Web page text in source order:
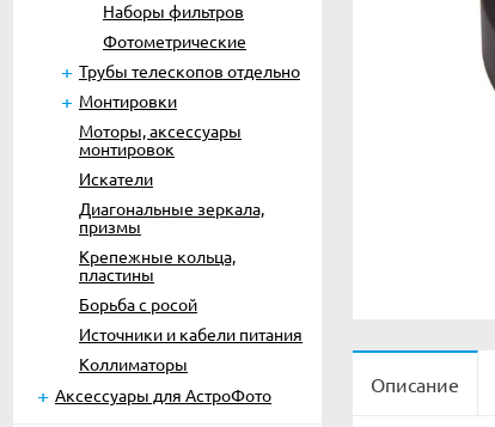
Наборы фильтров
Фотометрические
Трубы телескопов отдельно
Монтировки
Моторы, аксессуары
монтировок
Искатели
Диагональные зеркала,
призмы
Крепежные кольца,
пластины
Борьба с росой
Источники и кабели питания
Коллиматоры
Аксессуары для АстроФото
Описание